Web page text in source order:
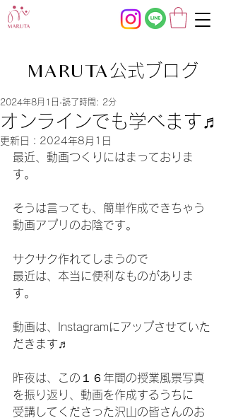
MARUTA公式ブログ
オンラインでも学べます♬
2024年8月1日 読了時間: 2分
更新日： 2024年8月1日
最近、動画つくりにはまっておりま
す。
そうは言っても、簡単作成できちゃう
動画アプリのお陰です。
サクサク作れてしまうので
最近は、本当に便利なものがありま
す。
動画は、Instagramにアップさせていた
だきます♬
昨夜は、この１６年間の授業風景写真
を振り返り、動画を作成するうちに
受講してくださった沢山の皆さんのお